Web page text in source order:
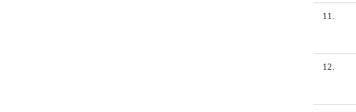
11
12